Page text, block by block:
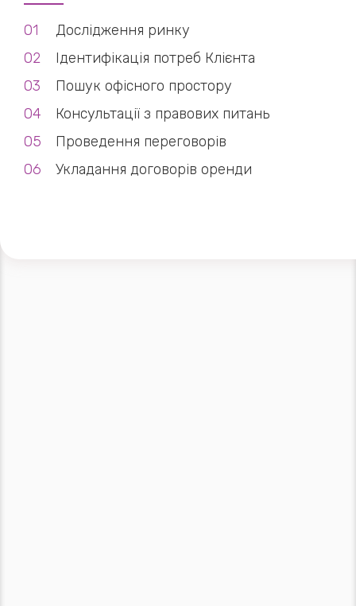
Дослідження ринку
Ідентифікація потреб Клієнта
Пошук офісного простору
Консультації з правових питань
Проведення переговорів
Укладання договорів оренди